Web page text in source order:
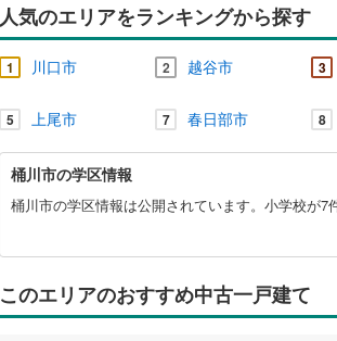
人気のエリアをランキングから探す
1 川口市 2 越谷市 3
5 上尾市 7 春日部市 8
桶
川
市
る
情
桶川市の学区情報
桶川市の学区情報は公開されています。小学校が7
このエリアのおすすめ中古一戸建て